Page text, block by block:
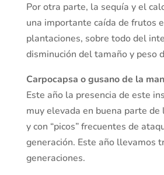
Por otra parte, la sequía y el
una importante caída de frutos
plantaciones, sobre todo del
disminución del tamaño y peso
Carpocapsa o gusano de la
Este año la presencia de este
muy elevada en buena parte
y con “picos” frecuentes de
generación. Este año llevamos
generaciones.